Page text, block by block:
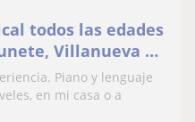
todos las edades
Villanueva de
Pardillo,
Piano y lenguaje
en mi casa o a